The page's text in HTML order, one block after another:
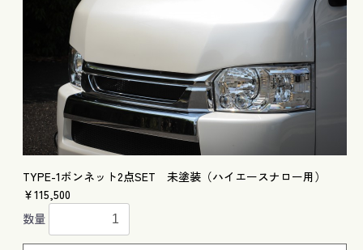
TYPE-1ボンネット2点SET 未塗装（ハイエースナロー用）
￥115,500
数量